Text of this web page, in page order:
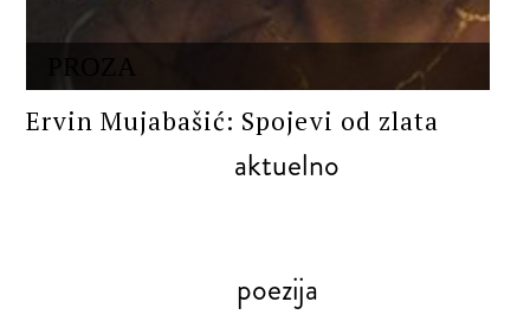
PROZA
Ervin Mujabašić: Spojevi od zlata
aktuelno
poezija